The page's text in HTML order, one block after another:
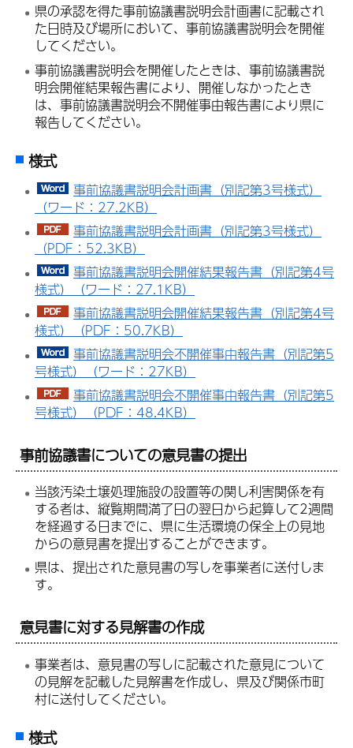
県の承認を得た事前協議書説明会計画書に記載され
た日時及び場所において、事前協議書説明会を開催
してください。
事前協議書説明会を開催したときは、事前協議書説
明会開催結果報告書により、開催しなかったとき
は、事前協議書説明会不開催事由報告書により県に
報告してください。
様式
事前協議書説明会計画書（別記第3号様式）
（ワード：27.2KB）
事前協議書説明会計画書（別記第3号様式）
（PDF：52.3KB）
事前協議書説明会開催結果報告書（別記第4号
様式）（ワード：27.1KB）
事前協議書説明会開催結果報告書（別記第4号
様式）（PDF：50.7KB）
事前協議書説明会不開催事由報告書（別記第5
号様式）（ワード：27KB）
事前協議書説明会不開催事由報告書（別記第5
号様式）（PDF：48.4KB）
事前協議書についての意見書の提出
当該汚染土壌処理施設の設置等の関し利害関係を有
する者は、縦覧期間満了日の翌日から起算して2週間
を経過する日までに、県に生活環境の保全上の見地
からの意見書を提出することができます。
県は、提出された意見書の写しを事業者に送付しま
す。
意見書に対する見解書の作成
事業者は、意見書の写しに記載された意見について
の見解を記載した見解書を作成し、県及び関係市町
村に送付してください。
様式